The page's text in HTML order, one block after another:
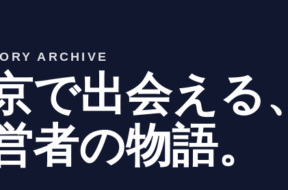
ARCHIVE
で出会える、
者の物語。